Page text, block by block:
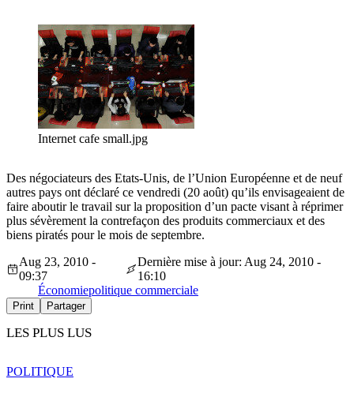
Internet cafe small.jpg
Des négociateurs des Etats-Unis, de l’Union Européenne et de neuf
autres pays ont déclaré ce vendredi (20 août) qu’ils envisageaient de
faire aboutir le travail sur la proposition d’un pacte visant à réprimer
plus sévèrement la contrefaçon des produits commerciaux et des
biens piratés pour le mois de septembre.
Aug 23, 2010 -
09:37
Dernière mise à jour: Aug 24, 2010 -
16:10
Économiepolitique commerciale
Print Partager
LES PLUS LUS
POLITIQUE